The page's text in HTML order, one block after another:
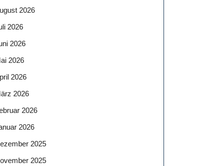
2026
2026
2026
2026
2026
2026
2026
2026
2025
2025